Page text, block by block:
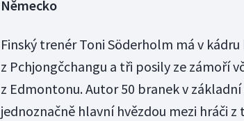
Německo
Finský trenér Toni Söderholm má v
z Pchjongčchangu a tři posily ze zámoří
z Edmontonu. Autor 50 branek v
jednoznačně hlavní hvězdou mezi hráči